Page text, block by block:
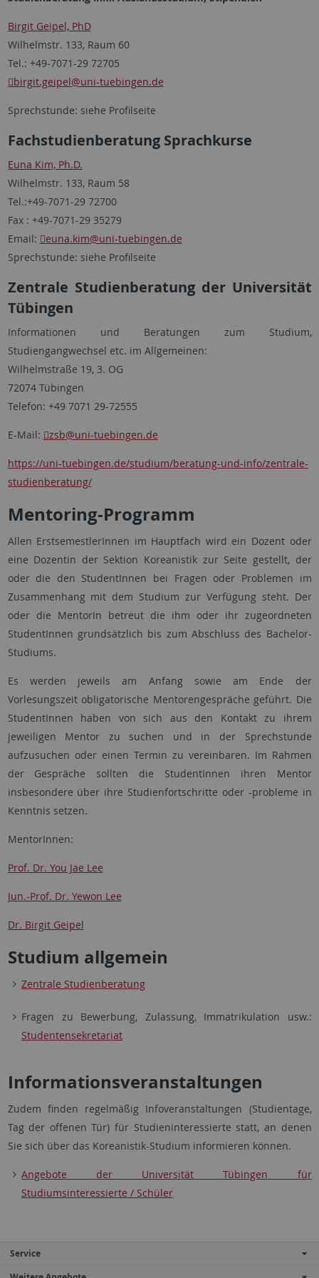
Birgit Geipel, PhD
Wilhelmstr. 133, Raum 60
Tel.: +49-7071-29 72705
birgit.geipel@uni-tuebingen.de
Sprechstunde: siehe Profilseite
Fachstudienberatung Sprachkurse
Euna Kim, Ph.D.
Wilhelmstr. 133, Raum 58
Tel.:+49-7071-29 72700
Fax : +49-7071-29 35279
Email:
euna.kim@uni-tuebingen.de
Sprechstunde: siehe Profilseite
Zentrale Studienberatung der Universität
Tübingen
Informationen und Beratungen zum Studium,
Studiengangwechsel etc. im Allgemeinen:
Wilhelmstraße 19, 3. OG
72074 Tübingen
Telefon: +49 7071 29-72555
E-Mail: zsb@uni-tuebingen.de
https://uni-tuebingen.de/studium/beratung-und-info/zentrale-
studienberatung/
Mentoring-Programm
Allen ErstsemestlerInnen im Hauptfach wird ein Dozent oder
eine Dozentin der Sektion Koreanistik zur Seite gestellt, der
oder die den StudentInnen bei Fragen oder Problemen im
Zusammenhang mit dem Studium zur Verfügung steht. Der
oder die MentorIn betreut die ihm oder ihr zugeordneten
StudentInnen grundsätzlich bis zum Abschluss des Bachelor-
Studiums.
Es werden jeweils am Anfang sowie am Ende der
Vorlesungszeit obligatorische Mentorengespräche geführt. Die
StudentInnen haben von sich aus den Kontakt zu ihrem
jeweiligen Mentor zu suchen und in der Sprechstunde
aufzusuchen oder einen Termin zu vereinbaren. Im Rahmen
der Gespräche sollten die StudentInnen ihren Mentor
insbesondere über ihre Studienfortschritte oder -probleme in
Kenntnis setzen.
MentorInnen:
Prof. Dr. You Jae Lee
Jun.-Prof. Dr. Yewon Lee
Dr. Birgit Geipel
Studium allgemein
Zentrale Studienberatung
Fragen zu Bewerbung, Zulassung, Immatrikulation usw.:
Studentensekretariat
Informationsveranstaltungen
Zudem finden regelmäßig Infoveranstaltungen (Studientage,
Tag der offenen Tür) für Studieninteressierte statt, an denen
Sie sich über das Koreanistik-Studium informieren können.
Angebote der Universität Tübingen für
Studiumsinteressierte / Schüler
Service